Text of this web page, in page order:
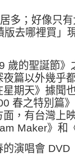
多；好像只
版去哪裡買」
歲的聖誕節》
篇以外幾乎
期天》據聞
春之特別篇
，有台灣上
Maker》和
演唱會 DVD